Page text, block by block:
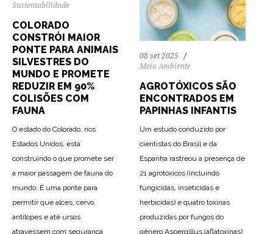
Sustentabilidade
COLORADO
CONSTRÓI MAIOR
PONTE PARA ANIMAIS
SILVESTRES DO
MUNDO E PROMETE
REDUZIR EM 90%
COLISÕES COM
FAUNA
O estado do Colorado, nos
Estados Unidos, está
construindo o que promete ser
a maior passagem de fauna do
mundo. É uma ponte para
permitir que alces, cervo,
antílopes e até ursos
atravessem com segurança
08 set 2025
Meio Ambiente
AGROTÓXICOS SÃO
ENCONTRADOS EM
PAPINHAS INFANTIS
Um estudo conduzido por
cientistas do Brasil e da
Espanha rastreou a presença de
21 agrotóxicos (incluindo
fungicidas, inseticidas e
herbicidas) e quatro toxinas
produzidas por fungos do
gênero Aspergillus (aflatoxinas)